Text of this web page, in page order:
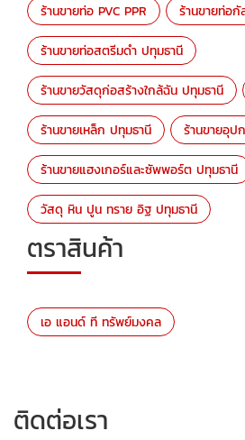
ร้านขายท่อ PVC PPR ร้านขายท่อกั
ร้านขายท่อสตรีมดำ ปทุมธานี
ร้านขายวัสดุก่อสร้างใกล้ฉัน ปทุมธานี
ร้านขายเหล็ก ปทุมธานี ร้านขายอุป
ร้านขายแฮงเกอร์และซัพพอร์ต ปทุมธานี
วัสดุ หิน ปูน ทราย อิฐ ปทุมธานี
ตราสินค้า
เอ แอนด์ ที ทรัพย์มงคล
ติดต่อเรา